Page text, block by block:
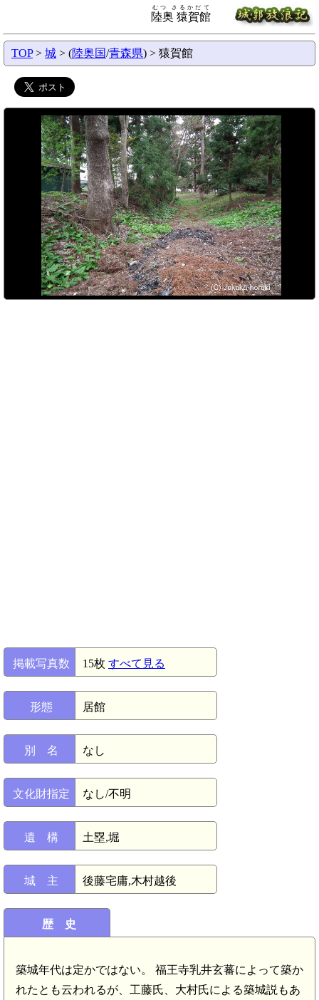
陸奥 猿賀館
むつ さるかだて
TOP> 城 > (陸奥国/青森県) > 猿賀館
掲載写真数 15枚 すべて見る
形態 居館
別 名 なし
文化財指定 なし/不明
遺 構 土塁,堀
城 主 後藤宅庸,木村越後
歴 史
築城年代は定かではない。 福王寺乳井玄蕃によって築か
れたとも云われるが、工藤氏、大村氏による築城説もあ